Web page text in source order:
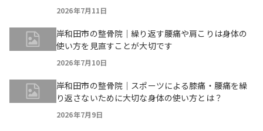
2026年7月11日
岸和田市の整骨院｜繰り返す腰痛や肩こりは身体の
使い方を見直すことが大切です
2026年7月10日
岸和田市の整骨院｜スポーツによる膝痛・腰痛を繰
り返さないために大切な身体の使い方とは？
2026年7月9日